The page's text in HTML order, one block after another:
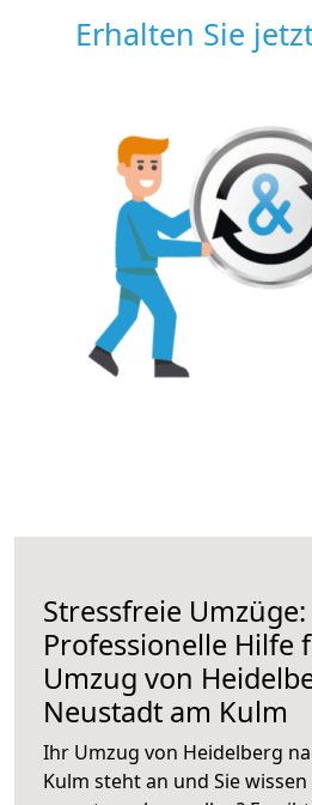
Erhalten Sie
Stressfreie Umzüge:
Professionelle Hilfe
Umzug von
Neustadt am Kulm
Ihr Umzug von Heidelberg
Kulm steht an und Sie